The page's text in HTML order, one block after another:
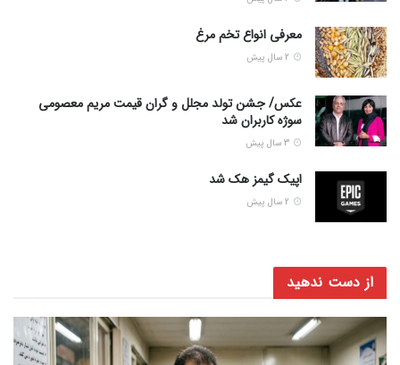
معرفی انواع تخم مرغ
عکس/ جشن تولد مجلل و گران قیمت مریم معصومی
سوژه کاربران شد
اپیک گیمز هک شد
از دست ندهید